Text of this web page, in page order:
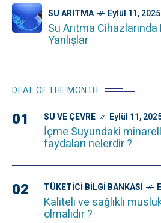
SU ARITMA Eylül 11, 2025
Su Arıtma
Yanlışlar
DEAL OF THE MONTH
01 SU VE ÇEVRE Eylül 11,
İçme Suyundaki
faydaları nelerdir ?
02 TÜKETICI BILGI BANKASI
Kaliteli ve sağlıklı
olmalıdır ?